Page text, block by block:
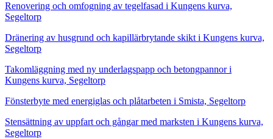
Renovering och omfogning av tegelfasad i Kungens kurva,
Segeltorp
Dränering av husgrund och kapillärbrytande skikt i Kungens kurva,
Segeltorp
Takomläggning med ny underlagspapp och betongpannor i
Kungens kurva, Segeltorp
Fönsterbyte med energiglas och plåtarbeten i Smista, Segeltorp
Stensättning av uppfart och gångar med marksten i Kungens kurva,
Segeltorp